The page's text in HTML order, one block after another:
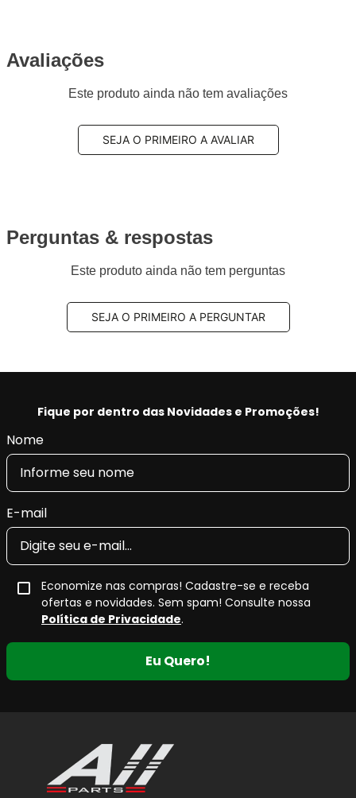
Avaliações
Este produto ainda não tem avaliações
SEJA O PRIMEIRO A AVALIAR
Perguntas & respostas
Este produto ainda não tem perguntas
SEJA O PRIMEIRO A PERGUNTAR
Fique por dentro das Novidades e Promoções!
Nome
E-mail
Economize nas compras! Cadastre-se e receba
ofertas e novidades. Sem spam! Consulte nossa
Política de Privacidade.
Eu Quero!